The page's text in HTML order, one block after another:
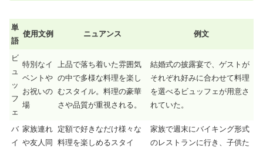
単
語
使用文例 ニュアンス 例文
ビ
ュ
ッ
フ
ェ
特別なイ
ベントや
お祝いの
場
上品で落ち着いた雰囲気
の中で多様な料理を楽し
むスタイル。料理の豪華
さや品質が重視される。
結婚式の披露宴で、ゲストが
それぞれ好みに合わせて料理
を選べるビュッフェが用意さ
れていた。
バ
イ
家族連れ
や友人同
定額で好きなだけ様々な
料理を楽しめるスタイ
家族で週末にバイキング形式
のレストランに行き、子供た